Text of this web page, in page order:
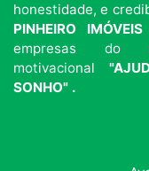
honestidade, e
PINHEIRO IMÓVEIS
empresas do
motivacional
SONHO" .